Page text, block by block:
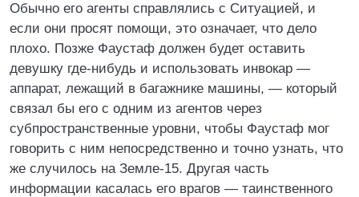
Обычно его агенты справлялись с Ситуацией, и
если они просят помощи, это означает, что дело
плохо. Позже Фаустаф должен будет оставить
девушку где-нибудь и использовать инвокар —
аппарат, лежащий в багажнике машины, — который
связал бы его с одним из агентов через
субпространственные уровни, чтобы Фаустаф мог
говорить с ним непосредственно и точно узнать, что
же случилось на Земле-15. Другая часть
информации касалась его врагов — таинственного